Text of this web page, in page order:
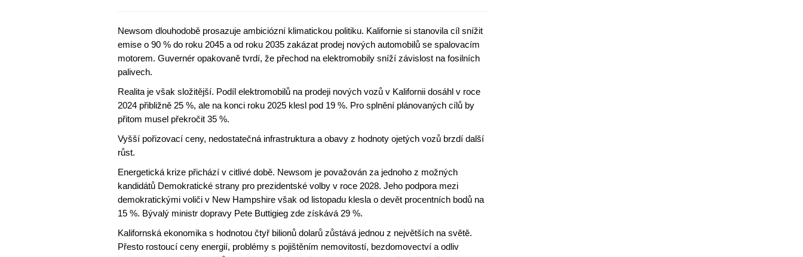
Newsom dlouhodobě prosazuje ambiciózní klimatickou politiku. Kalifornie si stanovila cíl snížit
emise o 90 % do roku 2045 a od roku 2035 zakázat prodej nových automobilů se spalovacím
motorem. Guvernér opakovaně tvrdí, že přechod na elektromobily sníží závislost na fosilních
palivech.
Realita je však složitější. Podíl elektromobilů na prodeji nových vozů v Kalifornii dosáhl v roce
2024 přibližně 25 %, ale na konci roku 2025 klesl pod 19 %. Pro splnění plánovaných cílů by
přitom musel překročit 35 %.
Vyšší pořizovací ceny, nedostatečná infrastruktura a obavy z hodnoty ojetých vozů brzdí další
růst.
Energetická krize přichází v citlivé době. Newsom je považován za jednoho z možných
kandidátů Demokratické strany pro prezidentské volby v roce 2028. Jeho podpora mezi
demokratickými voliči v New Hampshire však od listopadu klesla o devět procentních bodů na
15 %. Bývalý ministr dopravy Pete Buttigieg zde získává 29 %.
Kalifornská ekonomika s hodnotou čtyř bilionů dolarů zůstává jednou z největších na světě.
Přesto rostoucí ceny energií, problémy s pojištěním nemovitostí, bezdomovectví a odliv